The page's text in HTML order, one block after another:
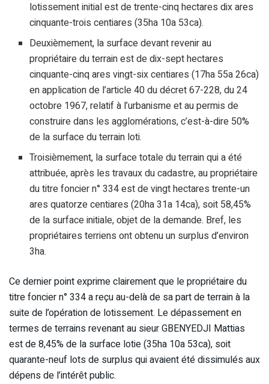
lotissement initial est de trente-cinq hectares dix ares
cinquante-trois centiares (35ha 10a 53ca).
Deuxièmement, la surface devant revenir au
propriétaire du terrain est de dix-sept hectares
cinquante-cinq ares vingt-six centiares (17ha 55a 26ca)
en application de l’article 40 du décret 67-228, du 24
octobre 1967, relatif à l’urbanisme et au permis de
construire dans les agglomérations, c’est-à-dire 50%
de la surface du terrain loti.
Troisièmement, la surface totale du terrain qui a été
attribuée, après les travaux du cadastre, au propriétaire
du titre foncier n° 334 est de vingt hectares trente-un
ares quatorze centiares (20ha 31a 14ca), soit 58,45%
de la surface initiale, objet de la demande. Bref, les
propriétaires terriens ont obtenu un surplus d’environ
3ha.
Ce dernier point exprime clairement que le propriétaire du
titre foncier n° 334 a reçu au-delà de sa part de terrain à la
suite de l’opération de lotissement. Le dépassement en
termes de terrains revenant au sieur GBENYEDJI Mattias
est de 8,45% de la surface lotie (35ha 10a 53ca), soit
quarante-neuf lots de surplus qui avaient été dissimulés aux
dépens de l’intérêt public.